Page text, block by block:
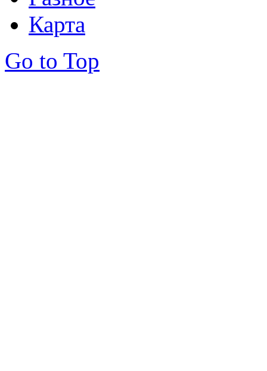
Карта
Go to Top